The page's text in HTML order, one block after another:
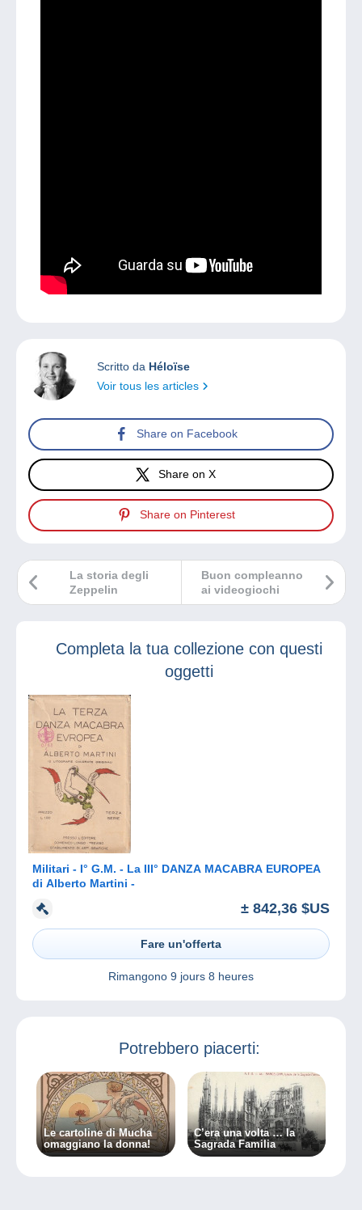
Scritto da Héloïse
Voir tous les articles
Share on Facebook
Share on X
Share on Pinterest
Buon compleanno
ai videogiochi
La storia degli
Zeppelin
Completa la tua collezione con questi
oggetti
Militari - I° G.M. - La III° DANZA MACABRA EUROPEA
di Alberto Martini -
± 842,36 $US
Fare un'offerta
Rimangono 9 jours 8 heures
Potrebbero piacerti:
Le cartoline di Mucha
omaggiano la donna!
C’era una volta … la
Sagrada Familia